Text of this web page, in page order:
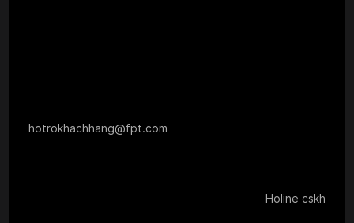
hotrokhachhang@fpt.com
Holine cskh